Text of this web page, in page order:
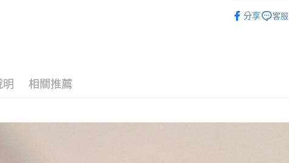
付款後全家取貨
分享
客服
明 相關推薦